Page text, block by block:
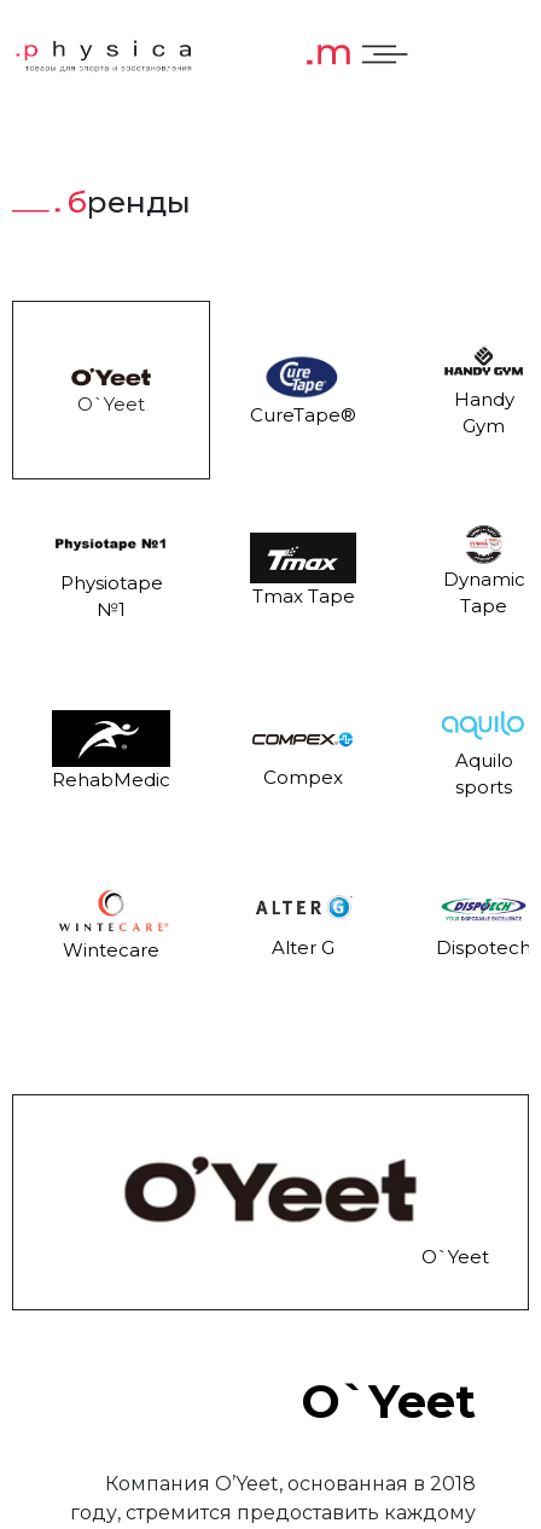
Бренды
O`Yeet CureTape®
Handy
Gym
Physiotape
№1
Tmax Tape
Dynamic
Tape
RehabMedic Compex
Aquilo
sports
Wintecare Alter G Dispotech
O`Yeet
O`Yeet
Компания O’Yeet, основанная в 2018
году, стремится предоставить каждому